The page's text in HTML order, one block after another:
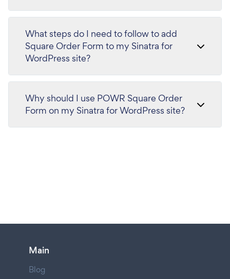
What steps do I need to follow to add
Square Order Form to my Sinatra for
WordPress site?
Why should I use POWR Square Order
Form on my Sinatra for WordPress site?
Main
Blog